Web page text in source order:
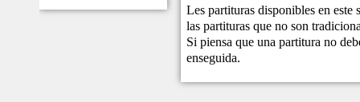
Les partituras disponibles en este
las partituras que no son
Si piensa que una partitura no
enseguida.